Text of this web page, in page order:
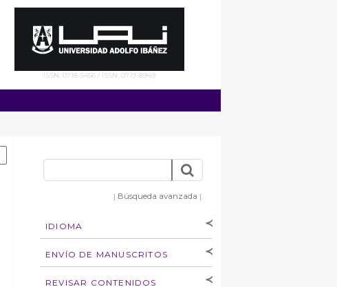
ISSN: 0718-5456 / ISSN: 0719-8949
] Búsqueda avanzada [
IDIOMA
[Español ] [English]
ENVÍO DE MANUSCRITOS
autores
REVISAR CONTENIDOS